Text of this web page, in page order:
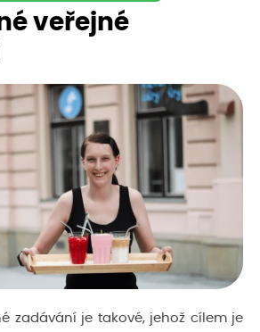
veřejné
zadávání je takové, jehož cílem je